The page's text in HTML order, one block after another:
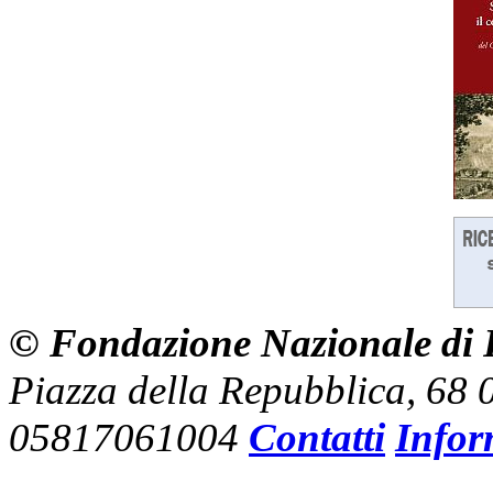
© Fondazione Nazionale di
Piazza della Repubblica, 68
05817061004 Contatti